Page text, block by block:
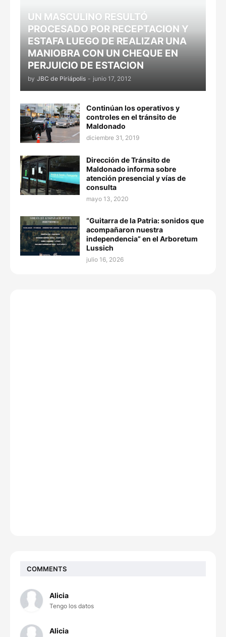
UN MASCULINO RESULTÓ
PROCESADO POR RECEPTACION Y
ESTAFA LUEGO DE REALIZAR UNA
MANIOBRA CON UN CHEQUE EN
PERJUICIO DE ESTACION
by JBC de Piriápolis - junio 17, 2012
Continúan los operativos y
controles en el tránsito de
Maldonado
diciembre 31, 2019
Dirección de Tránsito de
Maldonado informa sobre
atención presencial y vías de
consulta
mayo 13, 2020
“Guitarra de la Patria: sonidos que
acompañaron nuestra
independencia” en el Arboretum
Lussich
julio 16, 2026
COMMENTS
Alicia
Tengo los datos
Alicia